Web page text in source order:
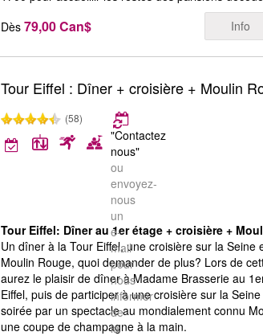
Dès 79,00 Can$ Info
Tour Eiffel : Dîner + croisière + Moulin
(58)
"Contactez
nous"
ou
envoyez-
nous
un
e-
mail
pour
nous
informer
de
la
Tour Eiffel: Dîner au 1er étage + croisière +
Un dîner à la Tour Eiffel, une croisière sur la Seine
Moulin Rouge, quoi demander de plus? Lors de
aurez le plaisir de dîner à Madame Brasserie au
Eiffel, puis de participer à une croisière sur la
soirée par un spectacle au mondialement connu
une coupe de champagne à la main.